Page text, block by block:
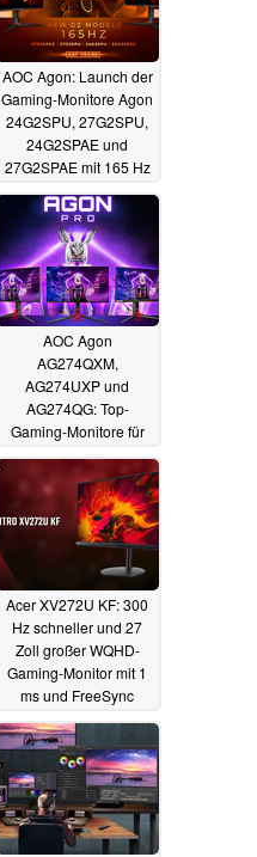
AOC Agon: Launch der
Gaming-Monitore Agon
24G2SPU, 27G2SPU,
24G2SPAE und
27G2SPAE mit 165 Hz
22.03.2022
AOC Agon
AG274QXM,
AG274UXP und
AG274QG: Top-
Gaming-Monitore für
wettbewerbsorientierte
Spieler 27.10.2021
Acer XV272U KF: 300
Hz schneller und 27
Zoll großer WQHD-
Gaming-Monitor mit 1
ms und FreeSync
Premium08.09.2021